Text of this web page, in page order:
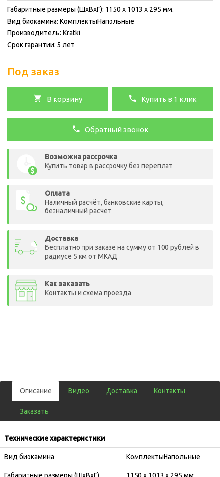
Габаритные размеры (ШхВхГ): 1150 x 1013 x 295 мм.
Вид биокамина: КомплектыНапольные
Производитель: Kratki
Срок гарантии: 5 лет
Под заказ
В корзину Купить в 1 клик
Обратный звонок
Возможна рассрочка
Купить товар в рассрочку без переплат
Оплата
Наличный расчёт, банковские карты,
безналичный расчет
Доставка
Бесплатно при заказе на сумму от 100 рублей в
радиусе 5 км от МКАД
Как заказать
Контакты и схема проезда
Описание Видео Доставка Контакты
Заказать
Технические характеристики
Вид биокамина КомплектыНапольные
Габаритные размеры (ШхВхГ) 1150 х 1013 х 295 мм;